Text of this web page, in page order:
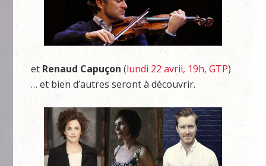
et Renaud Capuçon(lundi 22 avril, 19h, GTP)
… et bien d’autres seront à découvrir.